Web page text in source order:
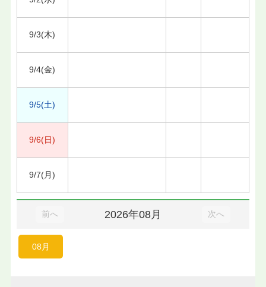
9/3(木)
9/4(金)
9/5(土)
9/6(日)
9/7(月)
前へ 2026年08月 次へ
08月